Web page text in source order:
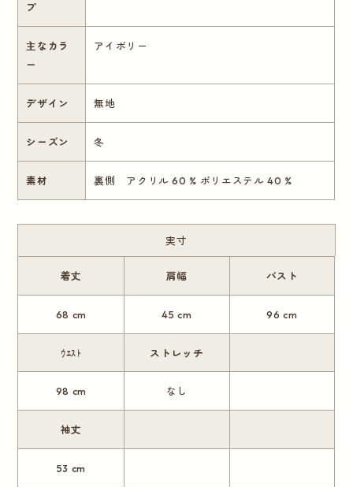
プ
主なカラ
ー
アイボリー
デザイン 無地
シーズン 冬
素材 裏側 アクリル 60 % ポリエステル 40 %
実寸
着丈
68 cm
肩幅
45 cm
バスト
96 cm
ｳｴｽﾄ
98 cm
ストレッチ
なし
袖丈
53 cm